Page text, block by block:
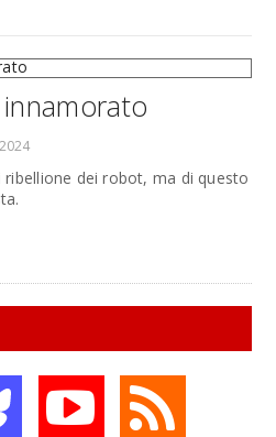
dei robot, ma di questo